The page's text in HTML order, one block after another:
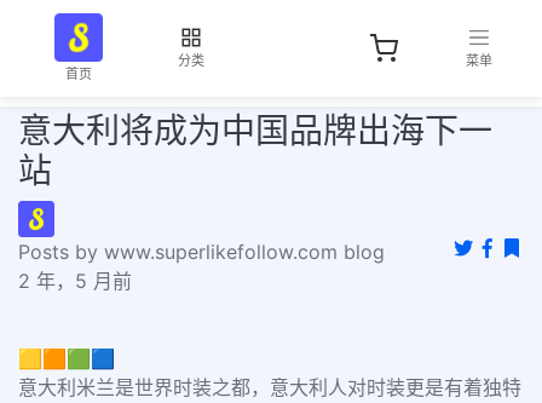
首页
分类 菜单
意大利将成为中国品牌出海下一
站
Posts by www.superlikefollow.com blog
2 年，5 月前
🟨🟧🟩🟦
意大利米兰是世界时装之都，意大利人对时装更是有着独特